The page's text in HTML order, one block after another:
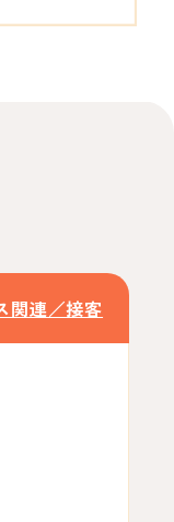
関連／接客